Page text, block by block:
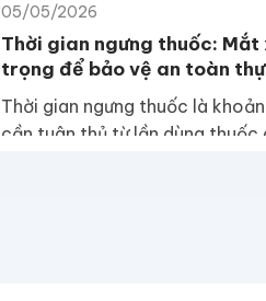
05/05/2026
Thời gian ngưng thuốc: Mắt
trọng để bảo vệ an toàn
Thời gian ngưng thuốc là
cần tuân thủ từ lần dùng thuốc